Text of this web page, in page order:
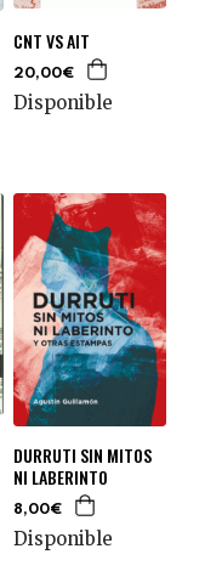
CNT VS AIT
20,00€
Disponible
DURRUTI SIN MITOS
NI LABERINTO
8,00€
Disponible